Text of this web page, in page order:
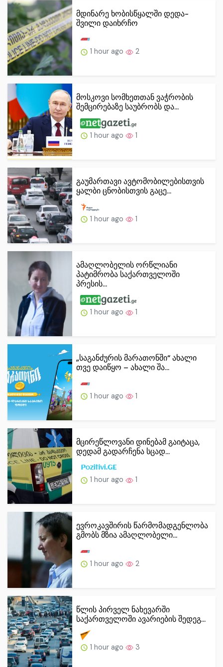
მდინარე ხობისწყალში დედა-
შვილი დაიხრჩო
1 hour ago 2
მოსკოვი სომხეთთან ვაჭრობის
შემცირებაზე საუბრობს და...
1 hour ago 1
გაუმართავი ავტომობილებისთვის
ყალბი ცნობისთვის გაცე...
1 hour ago 1
ამაღლობელის ორწლიანი
პატიმრობა საქართველოში
პრესის...
1 hour ago 1
„საგანძურის მარათონში“ ახალი
თვე დაიწყო – ახალი შა...
1 hour ago 1
მცირეწლოვანი დინებამ გაიტაცა,
დედამ გადარჩენა სცად...
1 hour ago 1
ევროკავშირის წარმომადგენლობა
გმობს მზია ამაღლობელი...
1 hour ago 2
წლის პირველ ნახევარში
საქართველოში ავარიების შედეგ...
1 hour ago 3